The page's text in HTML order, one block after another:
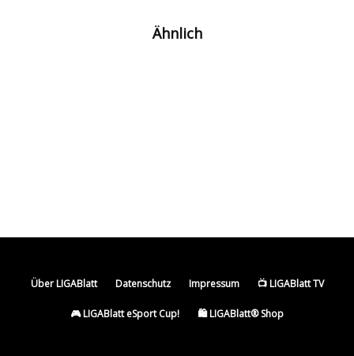
Ähnlich
Über LIGABlatt Datenschutz Impressum 📺 LIGABlatt TV
🎮 LIGABlatt eSport Cup! 🛍️ LIGABlatt® Shop